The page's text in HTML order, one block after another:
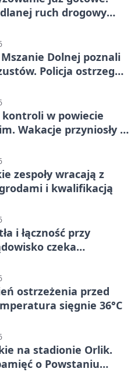
ruch drogowy
Dolnej poznali
Policja ostrzega
kontroli w powiecie
Wakacje przyniosły 9
zespoły wracają z
i kwalifikacją
i łączność przy
czeka
ostrzeżenia przed
sięgnie 36°C
na stadionie Orlik.
o Powstaniu